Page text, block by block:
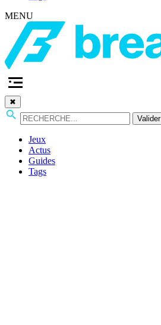
MENU
✖
Valider
Jeux
Actus
Guides
Tags